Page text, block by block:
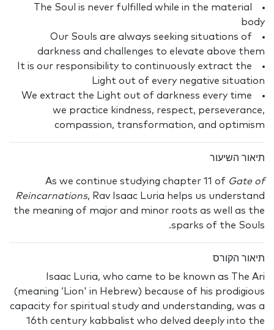
The Soul is never fulfilled while in the material
body
Our Souls are always seeking situations of
darkness and challenges to elevate above them
It is our responsibility to continuously extract the
Light out of every negative situation
We extract the Light out of darkness every time
we practice kindness, respect, perseverance,
compassion, transformation, and optimism
תיאור השיעור
As we continue studying chapter 11 of Gate of
Reincarnations, Rav Isaac Luria helps us understand
the meaning of major and minor roots as well as the
sparks of the Souls.
תיאור הקורס
Isaac Luria, who came to be known as The Ari
(meaning ‘Lion' in Hebrew) because of his prodigious
capacity for spiritual study and understanding, was a
16th century kabbalist who delved deeply into the